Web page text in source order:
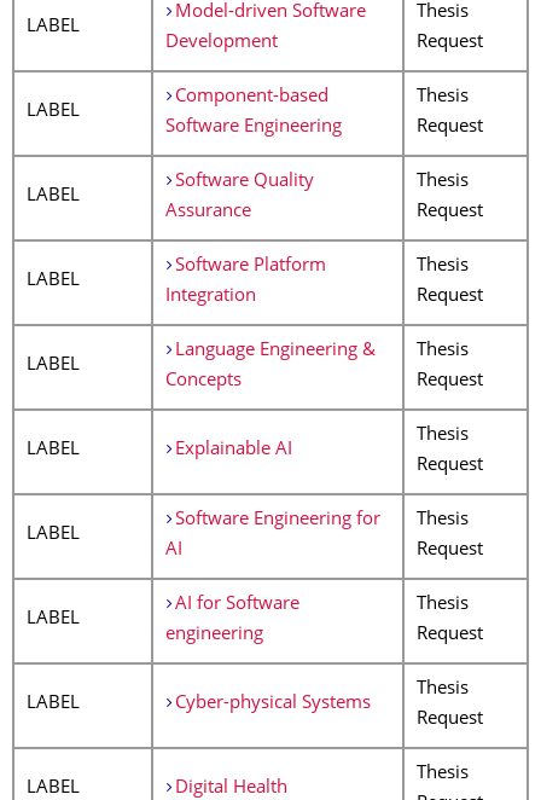
LABEL
Model-driven Software
Development
Thesis
Request
LABEL
Component-based
Software Engineering
Thesis
Request
LABEL
Software Quality
Assurance
Thesis
Request
LABEL
Software Platform
Integration
Thesis
Request
LABEL
Language Engineering &
Concepts
Thesis
Request
LABEL Explainable AI
Thesis
Request
LABEL
Software Engineering for
AI
Thesis
Request
LABEL
AI for Software
engineering
Thesis
Request
LABEL Cyber-physical Systems
Thesis
Request
LABEL Digital Health
Thesis